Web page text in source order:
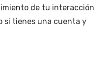
de tu interacción
si tienes una cuenta y